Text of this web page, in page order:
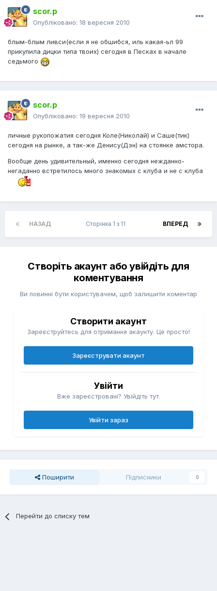
scor.p
Опубліковано: 18 вересня 2010
блым-блым ливси(если я не обшибся, иль какая-ьл 99
прикупила дицки типа твоих) сегодня в Песках в начале
седьмого
scor.p
Опубліковано: 19 вересня 2010
личные рукопожатия сегодня Коле(Николай) и Саше(тик)
сегодня на рынке, а так-же Денису(Дэн) на стоянке амстора.
Вообще день удивительный, именно сегодня нежданно-
негаданно встретилось много знакомых с клуба и не с клуба
НАЗАД ВПЕРЕД
Сторінка 1 з 11
Створіть акаунт або увійдіть для
коментування
Ви повинні бути користувачем, щоб залишити коментар
Створити акаунт
Зареєструйтесь для отримання акаунту. Це просто!
Зареєструвати акаунт
Увійти
Вже зареєстровані? Увійдіть тут.
Увійти зараз
Поширити Підписники 0
Перейти до списку тем